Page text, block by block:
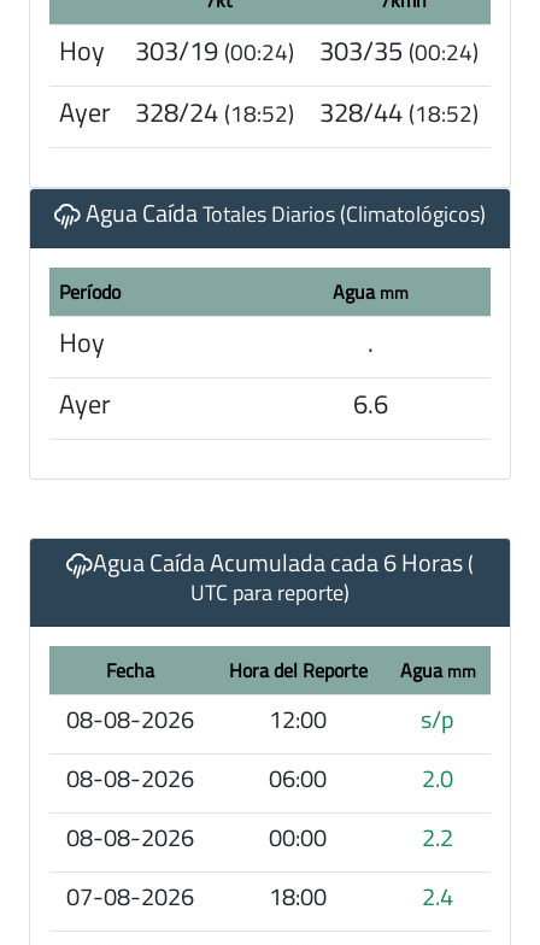
Hoy 303/19 (00:24) 303/35 (00:24)
Ayer 328/24 (18:52) 328/44 (18:52)
Agua CaídaTotales Diarios (Climatológicos)
Período Aguamm
Hoy
.
Ayer
6.6
Agua Caída Acumulada cada 6 Horas(
UTC para reporte)
Fecha Hora del Reporte Aguamm
08-08-2026 12:00
s/p
08-08-2026
06:00
2.0
08-08-2026
00:00
2.2
07-08-2026
18:00
2.4